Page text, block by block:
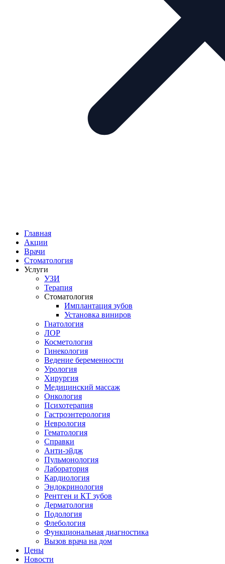
Главная
Акции
Врачи
Стоматология
Услуги
УЗИ
Терапия
Стоматология
Имплантация зубов
Установка виниров
Гнатология
ЛОР
Косметология
Гинекология
Ведение беременности
Урология
Хирургия
Медицинский массаж
Онкология
Психотерапия
Гастроэнтерология
Неврология
Гематология
Справки
Анти-эйдж
Пульмонология
Лаборатория
Кардиология
Эндокринология
Рентген и КТ зубов
Дерматология
Подология
Флебология
Функциональная диагностика
Вызов врача на дом
Цены
Новости